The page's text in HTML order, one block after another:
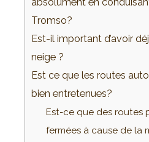
absolument en
Tromso?
Est-il important d’avoir
neige ?
Est ce que les routes
bien entretenues?
Est-ce que des routes
fermées à cause de la